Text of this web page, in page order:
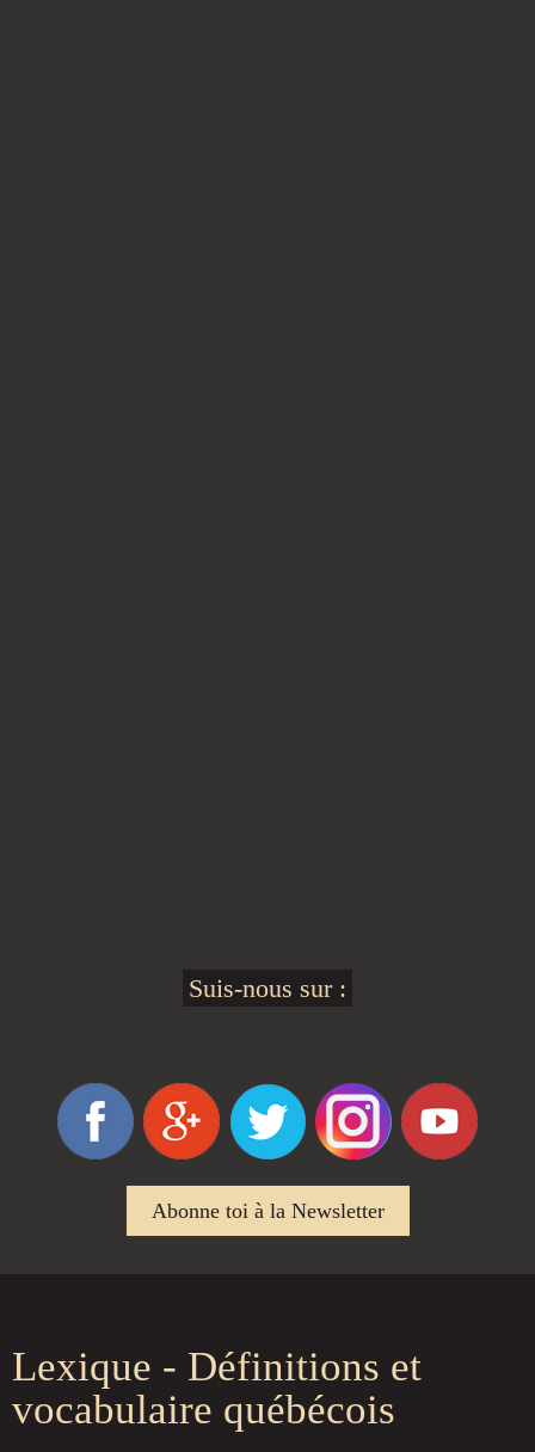
Suis-nous sur :
Abonne toi à la Newsletter
Lexique - Définitions et
vocabulaire québécois